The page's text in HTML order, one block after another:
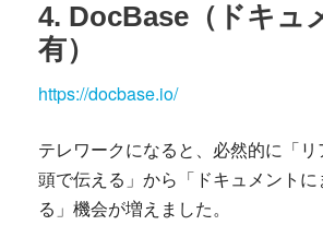
4. DocBase（ドキュ
有）
https://docbase.io/
テレワークになると、必然的に「
頭で伝える」から「ドキュメントに
る」機会が増えました。